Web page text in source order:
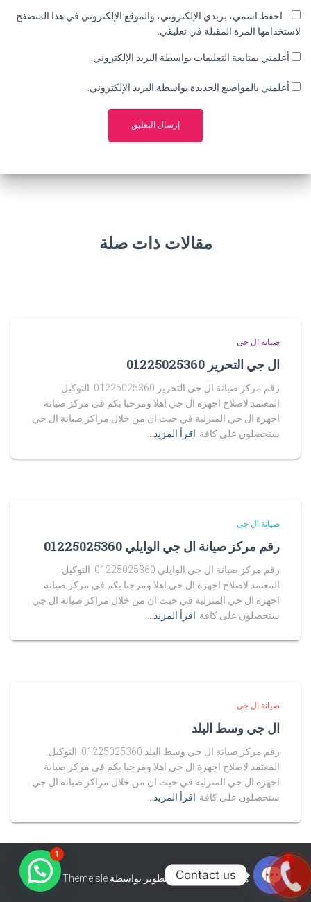
احفظ اسمي، بريدي الإلكتروني، والموقع الإلكتروني في هذا المتصفح
لاستخدامها المرة المقبلة في تعليقي.
أعلمني بمتابعة التعليقات بواسطة البريد الإلكتروني.
أعلمني بالمواضيع الجديدة بواسطة البريد الإلكتروني.
مقالات ذات صلة
صيانة ال جى
ال جي التحرير 01225025360
رقم مركز صيانة ال جي التحرير 01225025360 التوكيل
المعتمد لاصلاح اجهزة ال جي اهلا ومرحبا بكم فى مركز صيانة
اجهزة ال جي المنزلية في حيث ان من خلال مراكز صيانة ال جي
ستحصلون على كافة اقرأ المزيد…
صيانة ال جى
رقم مركز صيانة ال جي الوايلي 01225025360
رقم مركز صيانة ال جي الوايلي 01225025360 التوكيل
المعتمد لاصلاح اجهزة ال جي اهلا ومرحبا بكم فى مركز صيانة
اجهزة ال جي المنزلية في حيث ان من خلال مراكز صيانة ال جي
ستحصلون على كافة اقرأ المزيد…
صيانة ال جى
ال جي وسط البلد
رقم مركز صيانة ال جي وسط البلد 01225025360 التوكيل
المعتمد لاصلاح اجهزة ال جي اهلا ومرحبا بكم فى مركز صيانة
اجهزة ال جي المنزلية في حيث ان من خلال مراكز صيانة ال جي
ستحصلون على كافة اقرأ المزيد…
هستيا (Hestia) | تّم التطوير بواسطة ThemeIsle
1
Contact us
2